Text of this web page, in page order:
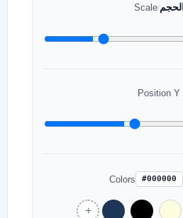
Scale/الحجم
Position Y
Colors #000000